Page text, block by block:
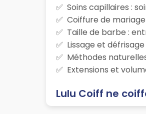
Soins capillaires :
Coiffure de
Taille de barbe :
Lissage et
Méthodes
Extensions et
Lulu Coiff ne